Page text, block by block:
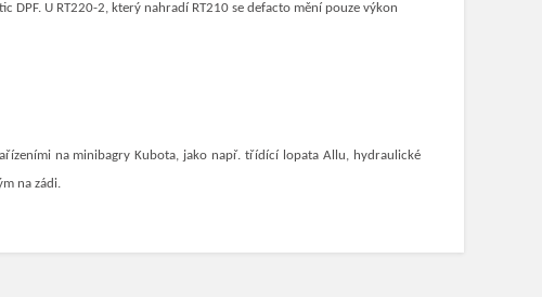
U RT220-2, který nahradí RT210 se defacto mění pouze výkon
na minibagry Kubota, jako např. třídící lopata Allu, hydraulické
na zádi.